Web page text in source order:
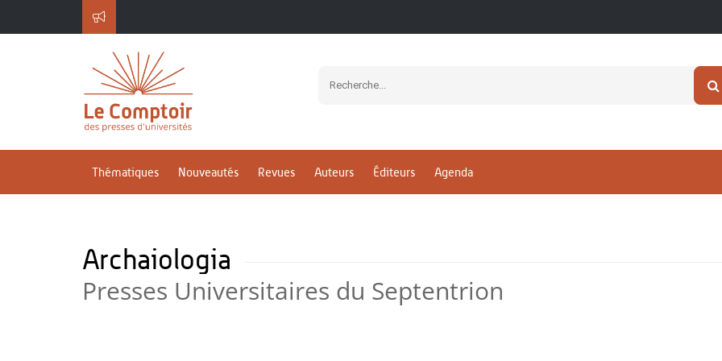
Thématiques Nouveautés Revues Auteurs Éditeurs Agenda
Archaiologia
Presses Universitaires du Septentrion